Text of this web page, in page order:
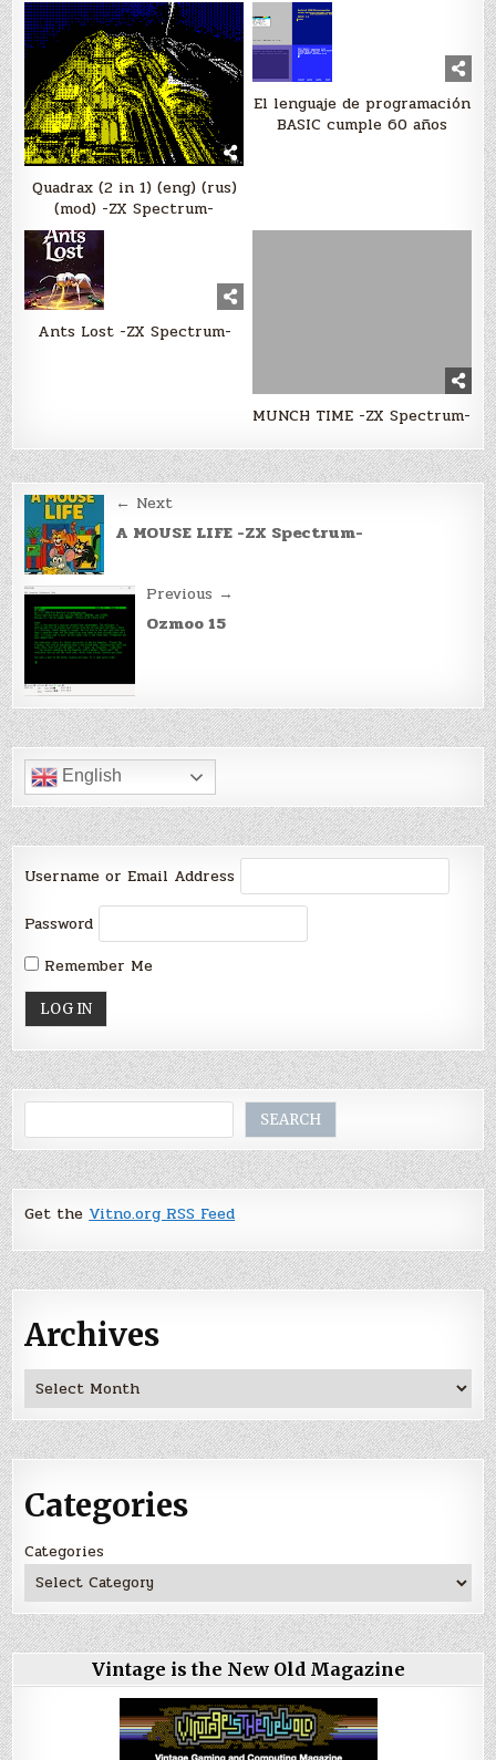
Quadrax (2 in 1) (eng) (rus)
(mod) -ZX Spectrum-
El lenguaje de programación
BASIC cumple 60 años
Ants Lost -ZX Spectrum-
MUNCH TIME -ZX Spectrum-
Post
navigation
← Next
A MOUSE LIFE -ZX Spectrum-
Previous →
Ozmoo 15
English
Username or Email Address
Password
Remember Me
SEARCH
Get the Vitno.org RSS Feed
Archives
Archives
Categories
Categories
Vintage is the New Old Magazine